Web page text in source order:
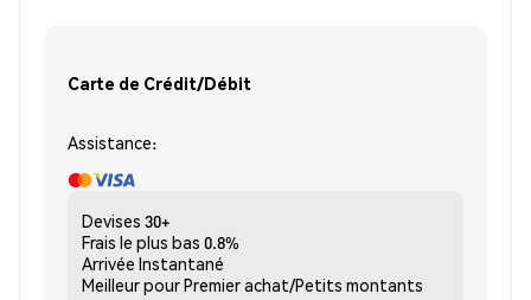
Carte de Crédit/Débit
Assistance:
Devises 30+
Frais le plus bas 0.8%
Arrivée Instantané
Meilleur pourPremier achat/Petits montants